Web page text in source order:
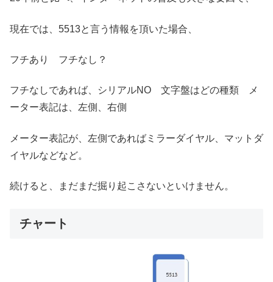
現在では、5513と言う情報を頂いた場合、
フチあり フチなし？
フチなしであれば、シリアルNO 文字盤はどの種類 メ
ーター表記は、左側、右側
メーター表記が、左側であればミラーダイヤル、マットダ
イヤルなどなど。
続けると、まだまだ掘り起こさないといけません。
チャート